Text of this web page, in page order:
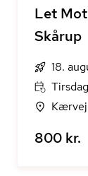
Let
Skårup
18.
Kærvej
800 kr.